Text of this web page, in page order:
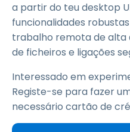
a partir do teu desktop
funcionalidades
trabalho remota de alta
de ficheiros e ligações
Interessado em
Registe-se para fazer
necessário cartão de